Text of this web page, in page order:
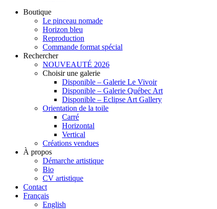
Boutique
Le pinceau nomade
Horizon bleu
Reproduction
Commande format spécial
Rechercher
NOUVEAUTÉ 2026
Choisir une galerie
Disponible – Galerie Le Vivoir
Disponible – Galerie Québec Art
Disponible – Eclipse Art Gallery
Orientation de la toile
Carré
Horizontal
Vertical
Créations vendues
À propos
Démarche artistique
Bio
CV artistique
Contact
Français
English